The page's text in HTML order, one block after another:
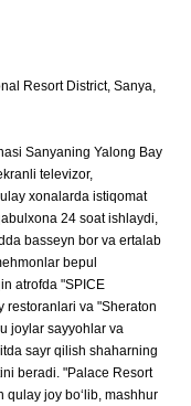
Resort District, Sanya,
Sanyaning Yalong Bay
televizor,
xonalarda istiqomat
24 soat ishlaydi,
basseyn bor va ertalab
bepul
atrofda "SPICE
restoranlari va "Sheraton
joylar sayyohlar va
sayr qilish shaharning
beradi. "Palace Resort
qulay joy bo‘lib, mashhur